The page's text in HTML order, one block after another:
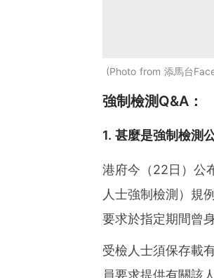
Photo from 添馬台
強制檢測Q&A：
1. 甚麼是強制檢測
港府今（22日）公
人士強制檢測）規
要求於指定期間曾
受檢人士須保存載